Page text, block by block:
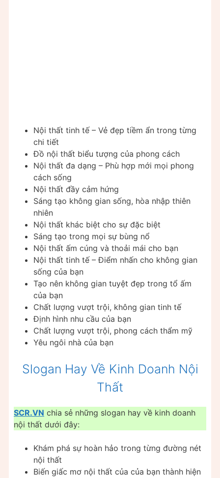
Nội thất tinh tế – Vẻ đẹp tiềm ẩn trong từng
chi tiết
Đồ nội thất biểu tượng của phong cách
Nội thất đa dạng – Phù hợp mới mọi phong
cách sống
Nội thất đầy cảm hứng
Sáng tạo không gian sống, hòa nhập thiên
nhiên
Nội thất khác biệt cho sự đặc biệt
Sáng tạo trong mọi sự bùng nổ
Nội thất ấm cúng và thoải mái cho bạn
Nội thất tinh tế – Điểm nhấn cho không gian
sống của bạn
Tạo nên không gian tuyệt đẹp trong tổ ấm
của bạn
Chất lượng vượt trội, không gian tinh tế
Định hình nhu cầu của bạn
Chất lượng vượt trội, phong cách thẩm mỹ
Yêu ngôi nhà của bạn
Slogan Hay Về Kinh Doanh Nội
Thất
SCR.VN chia sẻ những slogan hay về kinh doanh
nội thất dưới đây:
Khám phá sự hoàn hảo trong từng đường nét
nội thất
Biến giấc mơ nội thất của của bạn thành hiện